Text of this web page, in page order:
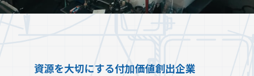
資源を大切にする付加価値創出企業